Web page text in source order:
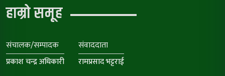
हाम्रो समूह
संचालक/सम्पादक
प्रकाश चन्द्र अधिकारी
संवाददाता
रामप्रसाद भट्टराई